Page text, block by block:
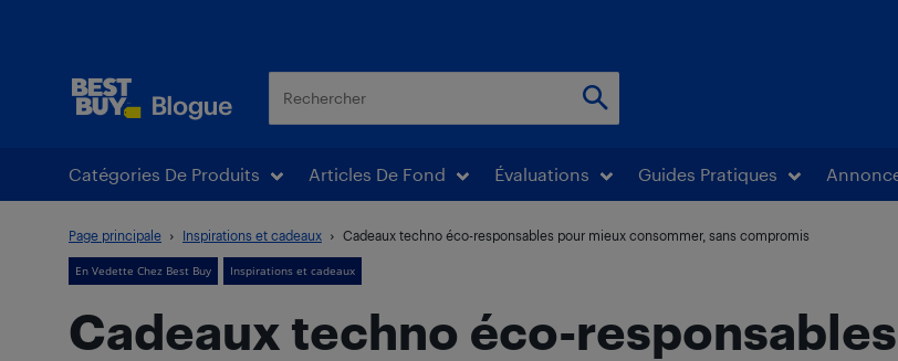
Catégories De Produits Articles De Fond Évaluations Guides Pratiques
Page principale Inspirations et cadeaux Cadeaux techno éco-responsables pour mieux consommer, sans compromis
En Vedette Chez Best Buy Inspirations et cadeaux
Cadeaux techno éco-